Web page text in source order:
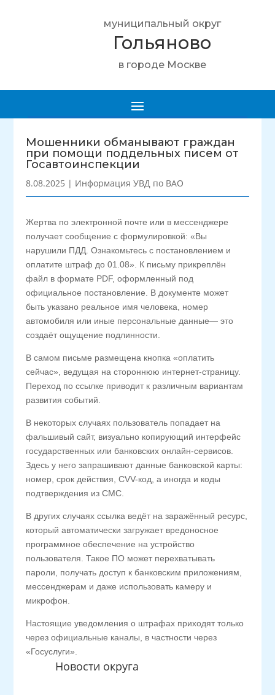
муниципальный округ
Гольяново
в городе Москве
Новости округа
Мошенники обманывают граждан
при помощи поддельных писем от
Госавтоинспекции
8.08.2025 | Информация УВД по ВАО
Жертва по электронной почте или в мессенджере
получает сообщение с формулировкой: «Вы
нарушили ПДД. Ознакомьтесь с постановлением и
оплатите штраф до 01.08». К письму прикреплён
файл в формате PDF, оформленный под
официальное постановление. В документе может
быть указано реальное имя человека, номер
автомобиля или иные персональные данные— это
создаёт ощущение подлинности.
В самом письме размещена кнопка «оплатить
сейчас», ведущая на стороннюю интернет-страницу.
Переход по ссылке приводит к различным вариантам
развития событий.
В некоторых случаях пользователь попадает на
фальшивый сайт, визуально копирующий интерфейс
государственных или банковских онлайн-сервисов.
Здесь у него запрашивают данные банковской карты:
номер, срок действия, CVV-код, а иногда и коды
подтверждения из СМС.
В других случаях ссылка ведёт на заражённый ресурс,
который автоматически загружает вредоносное
программное обеспечение на устройство
пользователя. Такое ПО может перехватывать
пароли, получать доступ к банковским приложениям,
мессенджерам и даже использовать камеру и
микрофон.
Настоящие уведомления о штрафах приходят только
через официальные каналы, в частности через
«Госуслуги».